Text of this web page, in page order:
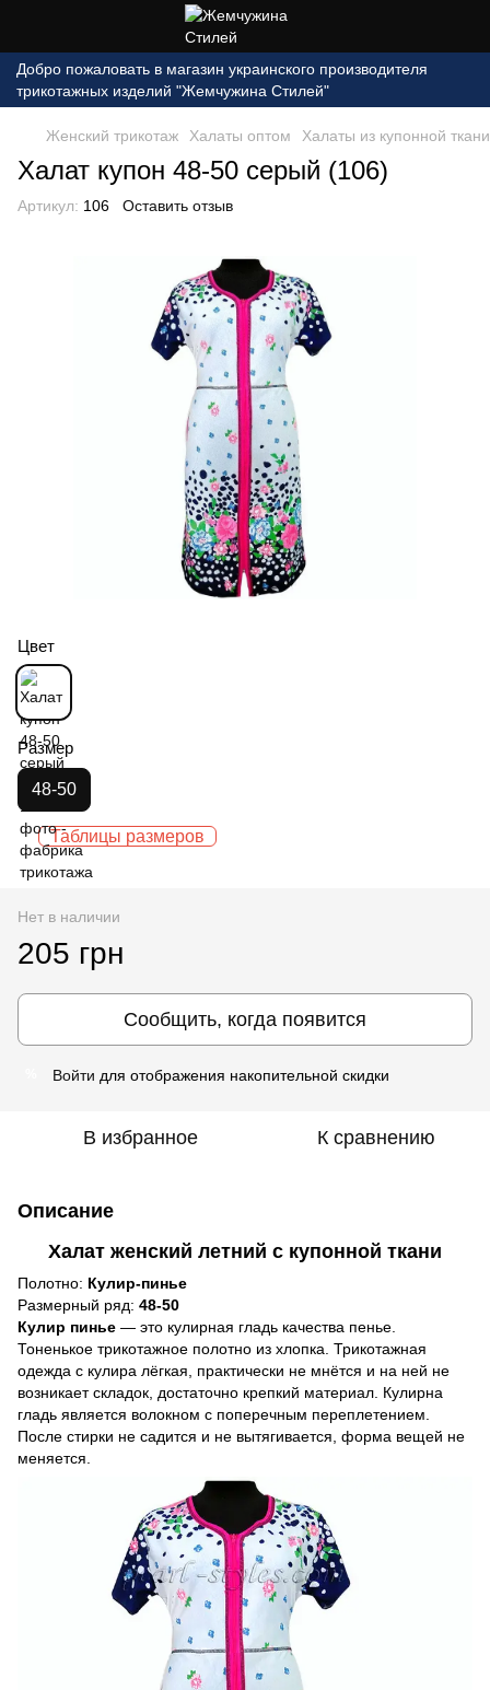
Добро пожаловать в магазин украинского производителя
трикотажных изделий "Жемчужина Стилей"
Женский трикотаж Халаты оптом Халаты из купонной ткани
Халат купон 48-50 серый (106)
Артикул: 106 Оставить отзыв
Цвет
Размер
48-50
Таблицы размеров
Нет в наличии
205 грн
Сообщить, когда появится
Войти для отображения накопительной скидки
В избранное К сравнению
Описание
Халат женский летний с купонной ткани
Полотно: Кулир-пинье
Размерный ряд: 48-50
Кулир пинье ― это кулирная гладь качества пенье.
Тоненькое трикотажное полотно из хлопка. Трикотажная
одежда с кулира лёгкая, практически не мнётся и на ней не
возникает складок, достаточно крепкий материал. Кулирна
гладь является волокном с поперечным переплетением.
После стирки не садится и не вытягивается, форма вещей не
меняется.